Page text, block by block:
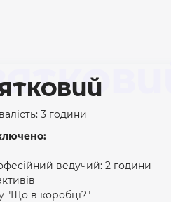
3 години
ведучий: 2 години
"Що в коробці?"